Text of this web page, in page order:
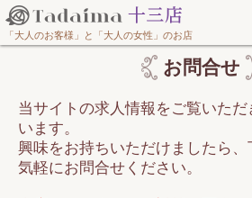
「大人のお客様」と「大人の女性」のお店
お問合せ
当サイトの求人情報をご覧いた
います。
興味をお持ちいただけましたら
気軽にお問合せください。